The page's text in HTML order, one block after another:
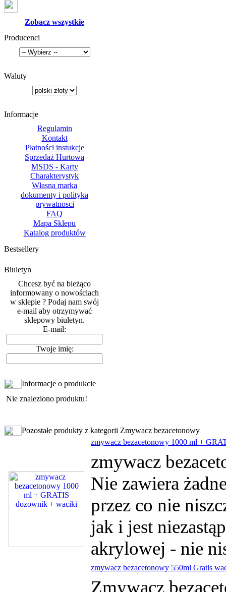
Zobacz wszystkie
Producenci
Waluty
Informacje
Regulamin
Kontakt
Płatności instukcje
Sprzedaż Hurtowa
MSDS - Karty
Charakterystyk
Własna marka
dokumenty i polityka
prywatnosci
FAQ
Mapa Sklepu
Katalog produktów
Bestsellery
Biuletyn
Chcesz być na bieżąco
informowany o nowościach
w sklepie ? Podaj nam swój
e-mail aby otrzymywać
sklepowy biuletyn.
E-mail:
Twoje imię:
Informacje o produkcie
Nie znaleziono produktu!
Pozostałe produkty z kategorii Zmywacz bezacetonowy
zmywacz bezacetonowy 1000 ml +
zmywacz
Nie zawiera
przez co nie
jak i jest
akrylowej - nie
zmywacz bezacetonowy 550ml Gratis
Zmywacz